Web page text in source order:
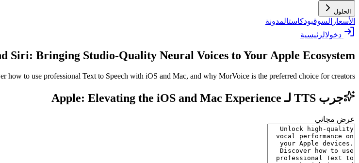
الحلول
الأسعار السوقبودكاستالمدونة
دخولالرئيسية
Siri: Bringing Studio-Quality Neural Voices to Your Apple Ecosystem
to use professional Text to Speech with iOS and Mac, and why MorVoice is the preferred choice for creators.
جرب TTS لـ Apple: Elevating the iOS and Mac Experience
عرض مجاني